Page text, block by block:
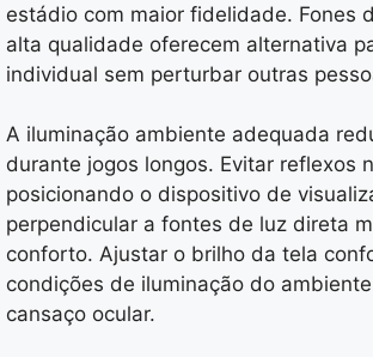
estádio com maior fidelidade. Fones
alta qualidade oferecem alternativa
individual sem perturbar outras
A iluminação ambiente adequada
durante jogos longos. Evitar reflexos
posicionando o dispositivo de
perpendicular a fontes de luz direta
conforto. Ajustar o brilho da tela
condições de iluminação do
cansaço ocular.